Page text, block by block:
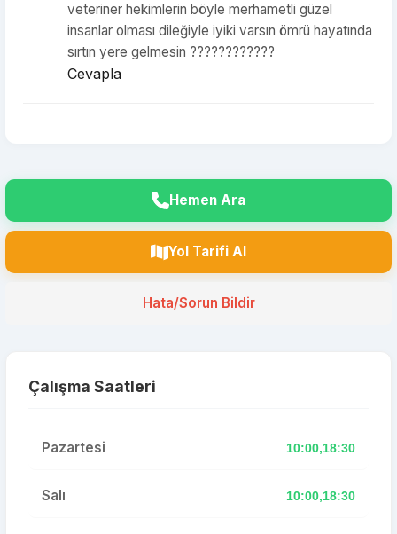
veteriner hekimlerin böyle merhametli güzel
insanlar olması dileğiyle iyiki varsın ömrü hayatında
sırtın yere gelmesin ????????????
Cevapla
Hemen Ara
Yol Tarifi Al
Hata/Sorun Bildir
Çalışma Saatleri
Pazartesi 10:00,18:30
Salı 10:00,18:30